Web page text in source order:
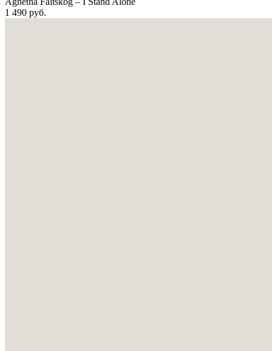
1 490 руб.